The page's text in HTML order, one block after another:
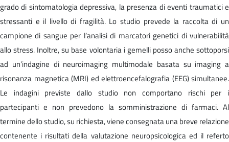
grado di sintomatologia depressiva, la presenza di eventi traumatici e
stressanti e il livello di fragilità. Lo studio prevede la raccolta di un
campione di sangue per l’analisi di marcatori genetici di vulnerabilità
allo stress. Inoltre, su base volontaria i gemelli posso anche sottoporsi
ad un’indagine di neuroimaging multimodale basata su imaging a
risonanza magnetica (MRI) ed elettroencefalografia (EEG) simultanee.
Le indagini previste dallo studio non comportano rischi per i
partecipanti e non prevedono la somministrazione di farmaci. Al
termine dello studio, su richiesta, viene consegnata una breve relazione
contenente i risultati della valutazione neuropsicologica ed il referto